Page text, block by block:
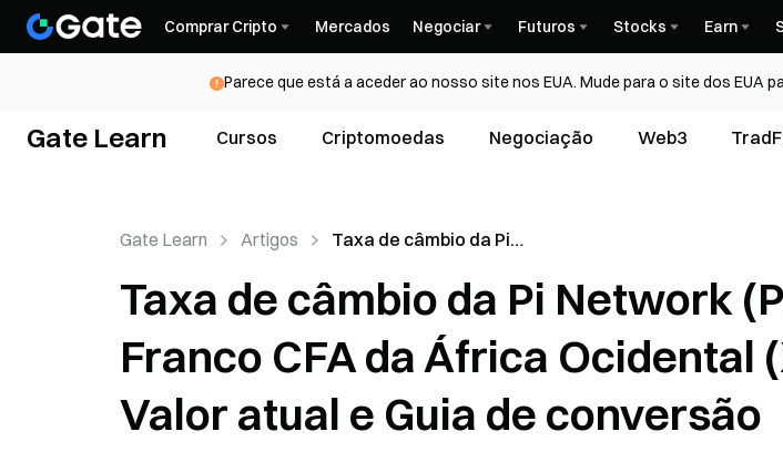
Comprar Cripto Mercados Negociar Futuros Stocks Earn
Parece que está a aceder ao nosso site nos EUA. Mude para o site dos EUA
Gate Learn Cursos Criptomoedas Negociação Web3
Gate Learn Artigos
Taxa de câmbio da Pi
CFA da África Ocidental
(XOF): Valor atual e Guia de
conversão
Taxa de câmbio da Pi Network
Franco CFA da África Ocidental
Valor atual e Guia de conversão